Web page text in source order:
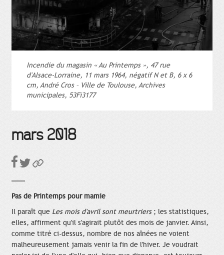
Incendie du magasin « Au Printemps », 47 rue
d'Alsace-Lorraine, 11 mars 1964, négatif N et B, 6 x 6
cm, André Cros – Ville de Toulouse, Archives
municipales, 53Fi3177
mars 2018
Pas de Printemps pour mamie
Il paraît que Les mois d'avril sont meurtriers; les statistiques,
elles, affirment qu'il s'agirait plutôt des mois de janvier. Ainsi,
comme titré ci-dessus, nombre de nos aînées ne voient
malheureusement jamais venir la fin de l'hiver. Je voudrait